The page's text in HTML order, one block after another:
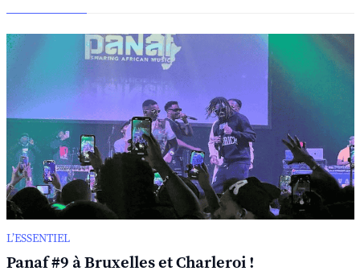
L’ESSENTIEL
Panaf #9 à Bruxelles et Charleroi !